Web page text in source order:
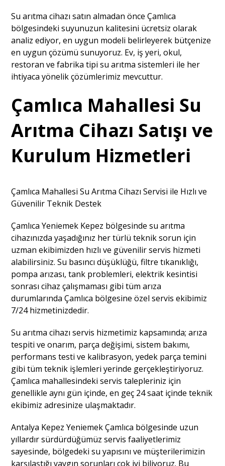
Su arıtma cihazı satın almadan önce Çamlıca
bölgesindeki suyunuzun kalitesini ücretsiz olarak
analiz ediyor, en uygun modeli belirleyerek bütçenize
en uygun çözümü sunuyoruz. Ev, iş yeri, okul,
restoran ve fabrika tipi su arıtma sistemleri ile her
ihtiyaca yönelik çözümlerimiz mevcuttur.
Çamlıca Mahallesi Su
Arıtma Cihazı Satışı ve
Kurulum Hizmetleri
Çamlıca Mahallesi Su Arıtma Cihazı Servisi ile Hızlı ve
Güvenilir Teknik Destek
Çamlıca Yeniemek Kepez bölgesinde su arıtma
cihazınızda yaşadığınız her türlü teknik sorun için
uzman ekibimizden hızlı ve güvenilir servis hizmeti
alabilirsiniz. Su basıncı düşüklüğü, filtre tıkanıklığı,
pompa arızası, tank problemleri, elektrik kesintisi
sonrası cihaz çalışmaması gibi tüm arıza
durumlarında Çamlıca bölgesine özel servis ekibimiz
7/24 hizmetinizdedir.
Su arıtma cihazı servis hizmetimiz kapsamında; arıza
tespiti ve onarım, parça değişimi, sistem bakımı,
performans testi ve kalibrasyon, yedek parça temini
gibi tüm teknik işlemleri yerinde gerçekleştiriyoruz.
Çamlıca mahallesindeki servis talepleriniz için
genellikle aynı gün içinde, en geç 24 saat içinde teknik
ekibimiz adresinize ulaşmaktadır.
Antalya Kepez Yeniemek Çamlıca bölgesinde uzun
yıllardır sürdürdüğümüz servis faaliyetlerimiz
sayesinde, bölgedeki su yapısını ve müşterilerimizin
karşılaştığı yaygın sorunları çok iyi biliyoruz. Bu